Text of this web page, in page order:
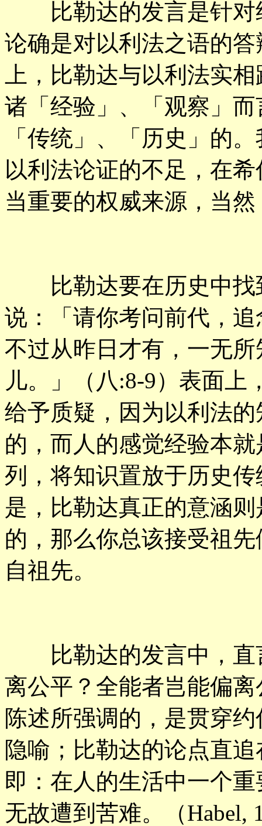
比勒达的发言是针对
论确是对以利法之语的
上，比勒达与以利法实
诸「经验」、「观察」
「传统」、「历史」的
以利法论证的不足，在
当重要的权威来源，当
比勒达要在历史中找
说：「请你考问前代，
不过从昨日才有，一无
儿。」（八:8-9）表面上
给予质疑，因为以利法
的，而人的感觉经验本
列，将知识置放于历史
是，比勒达真正的意涵
的，那么你总该接受祖
自祖先。
比勒达的发言中，直
离公平？全能者岂能偏
陈述所强调的，是贯穿
隐喻；比勒达的论点直
即：在人的生活中一个
无故遭到苦难。（Habel,